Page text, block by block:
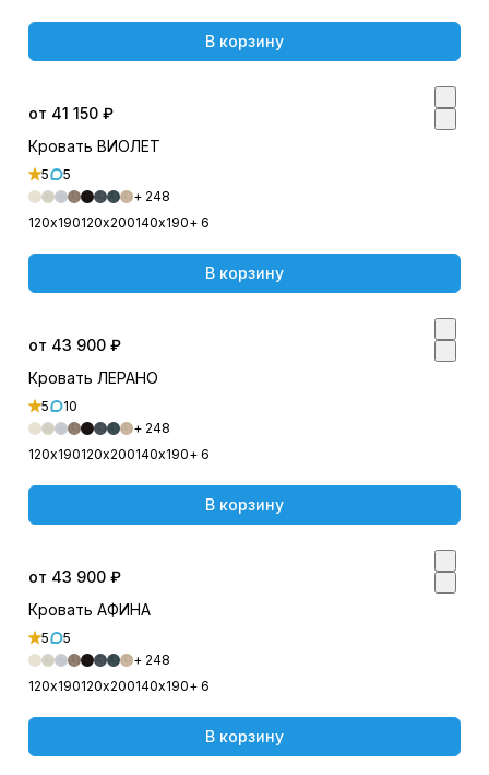
В корзину
от 41 150 ₽
Кровать ВИОЛЕТ
5
5
+ 248
120х190120х200140х190+ 6
В корзину
от 43 900 ₽
Кровать ЛЕРАНО
5
10
+ 248
120х190120х200140х190+ 6
В корзину
от 43 900 ₽
Кровать АФИНА
5
5
+ 248
120х190120х200140х190+ 6
В корзину